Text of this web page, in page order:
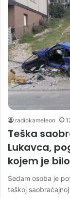
radiokameleon
Teška
Lukavca,
kojem je
Sedam osoba je
teškoj